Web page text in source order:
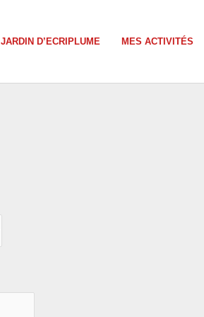
JARDIN D’ECRIPLUME MES ACTIVITÉS